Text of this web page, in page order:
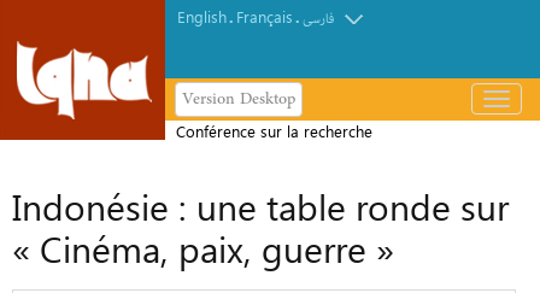
English. Français.فارسی
Version Desktop
باز
و
منو
Conférence sur la recherche
Indonésie : une table ronde sur
« Cinéma, paix, guerre »